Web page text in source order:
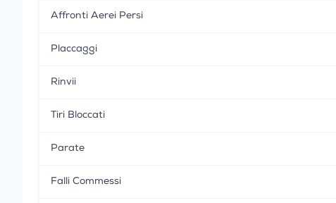
Affronti Aerei Persi
Placcaggi
Rinvii
Tiri Bloccati
Parate
Falli Commessi